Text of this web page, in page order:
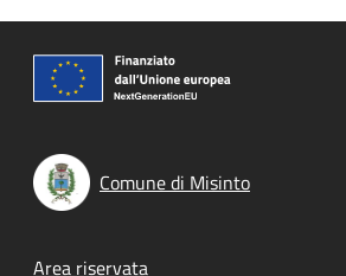
Comune di Misinto
Area riservata